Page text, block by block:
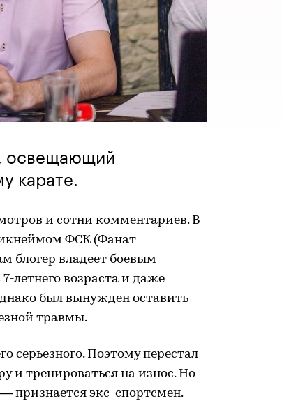
освещающий
карате.
и сотни комментариев. В
ФСК (Фанат
блогер владеет боевым
летнего возраста и даже
был вынужден оставить
травмы.
серьезного. Поэтому перестал
и тренироваться на износ. Но
признается экс-спортсмен.